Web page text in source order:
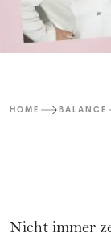
HOME BALANCE
Nicht immer